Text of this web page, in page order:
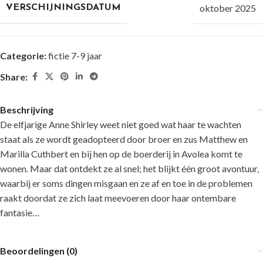
VERSCHIJNINGSDATUM oktober 2025
Categorie:fictie 7-9 jaar
Share:
Beschrijving
De elfjarige Anne Shirley weet niet goed wat haar te wachten
staat als ze wordt geadopteerd door broer en zus Matthew en
Marilla Cuthbert en bij hen op de boerderij in Avolea komt te
wonen. Maar dat ontdekt ze al snel; het blijkt één groot avontuur,
waarbij er soms dingen misgaan en ze af en toe in de problemen
raakt doordat ze zich laat meevoeren door haar ontembare
fantasie…
Beoordelingen (0)